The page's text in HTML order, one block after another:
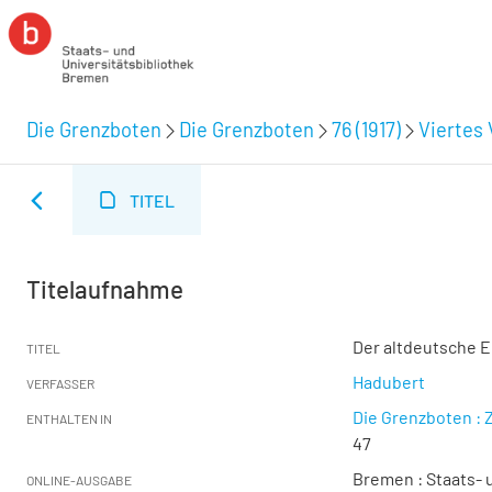
Die Grenzboten Die Grenzboten 76 (1917) Viertes
TITEL
Titelaufnahme
TITEL Der altdeutsche
VERFASSER Hadubert
ENTHALTEN IN
Die Grenzboten
47
ONLINE-AUSGABE Bremen : Staats-